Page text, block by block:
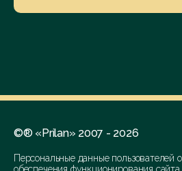
©® «Prilan» 2007 - 2026
Персональные данные пользователей